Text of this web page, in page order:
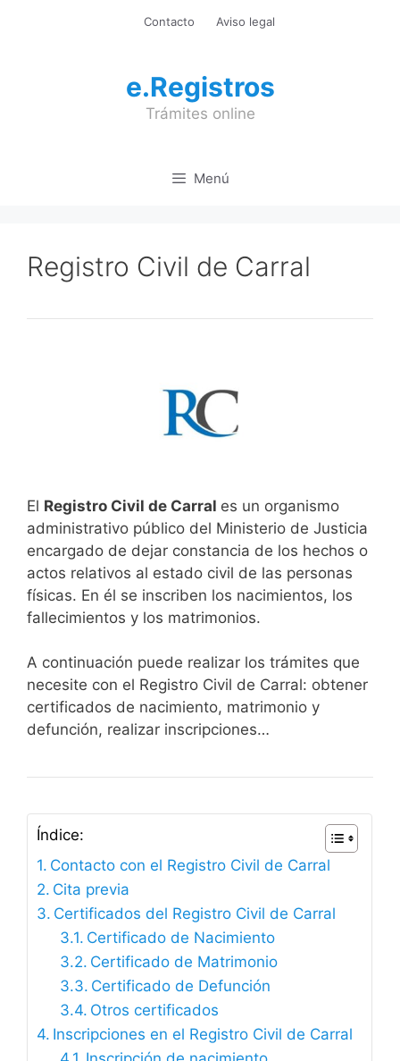
Contacto Aviso legal
e.Registros
Trámites online
Menú
Registro Civil de Carral
El Registro Civil de Carral es un organismo
administrativo público del Ministerio de Justicia
encargado de dejar constancia de los hechos o
actos relativos al estado civil de las personas
físicas. En él se inscriben los nacimientos, los
fallecimientos y los matrimonios.
A continuación puede realizar los trámites que
necesite con el Registro Civil de Carral: obtener
certificados de nacimiento, matrimonio y
defunción, realizar inscripciones…
Índice:
Contacto con el Registro Civil de Carral
Cita previa
Certificados del Registro Civil de Carral
Certificado de Nacimiento
Certificado de Matrimonio
Certificado de Defunción
Otros certificados
Inscripciones en el Registro Civil de Carral